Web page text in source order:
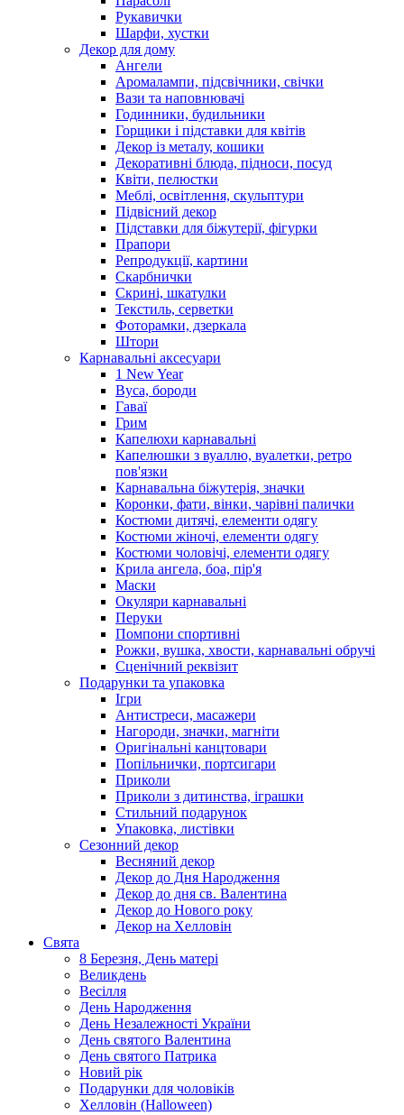
Рукавички
Шарфи, хустки
Декор для дому
Ангели
Аромалампи, підсвічники, свічки
Вази та наповнювачі
Годинники, будильники
Горщики і підставки для квітів
Декор із металу, кошики
Декоративні блюда, підноси, посуд
Квіти, пелюстки
Меблі, освітлення, скульптури
Підвісний декор
Підставки для біжутерії, фігурки
Прапори
Репродукції, картини
Скарбнички
Скрині, шкатулки
Текстиль, серветки
Фоторамки, дзеркала
Штори
Карнавальні аксесуари
1 New Year
Вуса, бороди
Гаваї
Грим
Капелюхи карнавальні
Капелюшки з вуаллю, вуалетки, ретро
пов'язки
Карнавальна біжутерія, значки
Коронки, фати, вінки, чарівні палички
Костюми дитячі, елементи одягу
Костюми жіночі, елементи одягу
Костюми чоловічі, елементи одягу
Крила ангела, боа, пір'я
Маски
Окуляри карнавальні
Перуки
Помпони спортивні
Рожки, вушка, хвости, карнавальні обручі
Сценічний реквізит
Подарунки та упаковка
Ігри
Антистреси, масажери
Нагороди, значки, магніти
Оригінальні канцтовари
Попільнички, портсигари
Приколи
Приколи з дитинства, іграшки
Стильний подарунок
Упаковка, листівки
Сезонний декор
Весняний декор
Декор до Дня Народження
Декор до дня св. Валентина
Декор до Нового року
Декор на Хелловін
Свята
8 Березня, День матері
Великдень
Весілля
День Народження
День Незалежності України
День святого Валентина
День святого Патрика
Новий рік
Подарунки для чоловіків
Хелловін (Halloween)